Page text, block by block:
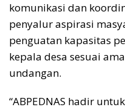
komunikasi dan
penyalur aspirasi
penguatan kapasitas
kepala desa sesuai
undangan.
“ABPEDNAS hadir